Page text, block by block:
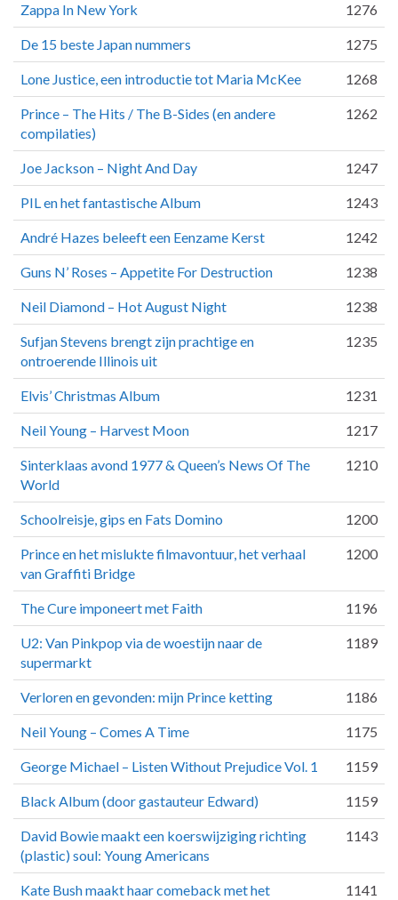
Zappa In New York 1276
De 15 beste Japan nummers 1275
Lone Justice, een introductie tot Maria McKee 1268
Prince – The Hits / The B-Sides (en andere
compilaties)
1262
Joe Jackson – Night And Day 1247
PIL en het fantastische Album 1243
André Hazes beleeft een Eenzame Kerst 1242
Guns N’ Roses – Appetite For Destruction 1238
Neil Diamond – Hot August Night 1238
Sufjan Stevens brengt zijn prachtige en
ontroerende Illinois uit
1235
Elvis’ Christmas Album 1231
Neil Young – Harvest Moon 1217
Sinterklaas avond 1977 & Queen’s News Of The
World
1210
Schoolreisje, gips en Fats Domino 1200
Prince en het mislukte filmavontuur, het verhaal
van Graffiti Bridge
1200
The Cure imponeert met Faith 1196
U2: Van Pinkpop via de woestijn naar de
supermarkt
1189
Verloren en gevonden: mijn Prince ketting 1186
Neil Young – Comes A Time 1175
George Michael – Listen Without Prejudice Vol. 1 1159
Black Album (door gastauteur Edward) 1159
David Bowie maakt een koerswijziging richting
(plastic) soul: Young Americans
1143
Kate Bush maakt haar comeback met het
1141